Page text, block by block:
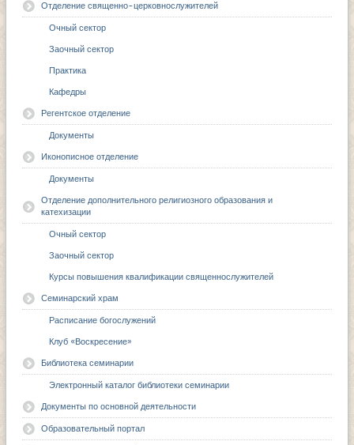
Отделение священно-церковнослужителей
Очный сектор
Заочный сектор
Практика
Кафедры
Регентское отделение
Документы
Иконописное отделение
Документы
Отделение дополнительного религиозного образования и
катехизации
Очный сектор
Заочный сектор
Курсы повышения квалификации священнослужителей
Семинарский храм
Расписание богослужений
Клуб «Воскресение»
Библиотека семинарии
Электронный каталог библиотеки семинарии
Документы по основной деятельности
Образовательный портал